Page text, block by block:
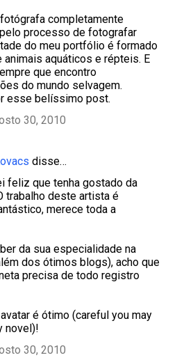
completamente
processo de fotografar
do meu portfólio é formado
aquáticos e répteis. E
que encontro
do mundo selvagem.
esse belíssimo post.
30, 2010
disse…
feliz que tenha gostado da
trabalho deste artista é
merece toda a
da sua especialidade na
dos ótimos blogs), acho que
precisa de todo registro
é ótimo (careful you may
novel)!
30, 2010